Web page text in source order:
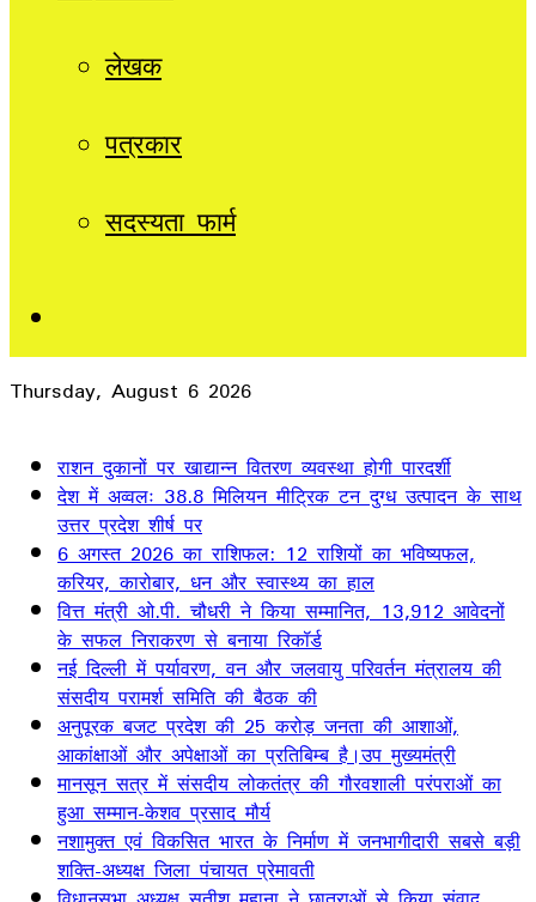
लेखक
पत्रकार
सदस्यता फार्म
Thursday, August 6 2026
राशन दुकानों पर खाद्यान्न वितरण व्यवस्था होगी पारदर्शी
देश में अव्वलः 38.8 मिलियन मीट्रिक टन दुग्ध उत्पादन के साथ
उत्तर प्रदेश शीर्ष पर
6 अगस्त 2026 का राशिफल: 12 राशियों का भविष्यफल,
करियर, कारोबार, धन और स्वास्थ्य का हाल
वित्त मंत्री ओ.पी. चौधरी ने किया सम्मानित, 13,912 आवेदनों
के सफल निराकरण से बनाया रिकॉर्ड
नई दिल्ली में पर्यावरण, वन और जलवायु परिवर्तन मंत्रालय की
संसदीय परामर्श समिति की बैठक की
अनुपूरक बजट प्रदेश की 25 करोड़ जनता की आशाओं,
आकांक्षाओं और अपेक्षाओं का प्रतिबिम्ब है।उप मुख्यमंत्री
मानसून सत्र में संसदीय लोकतंत्र की गौरवशाली परंपराओं का
हुआ सम्मान-केशव प्रसाद मौर्य
नशामुक्त एवं विकसित भारत के निर्माण में जनभागीदारी सबसे बड़ी
शक्ति-अध्यक्ष जिला पंचायत प्रेमावती